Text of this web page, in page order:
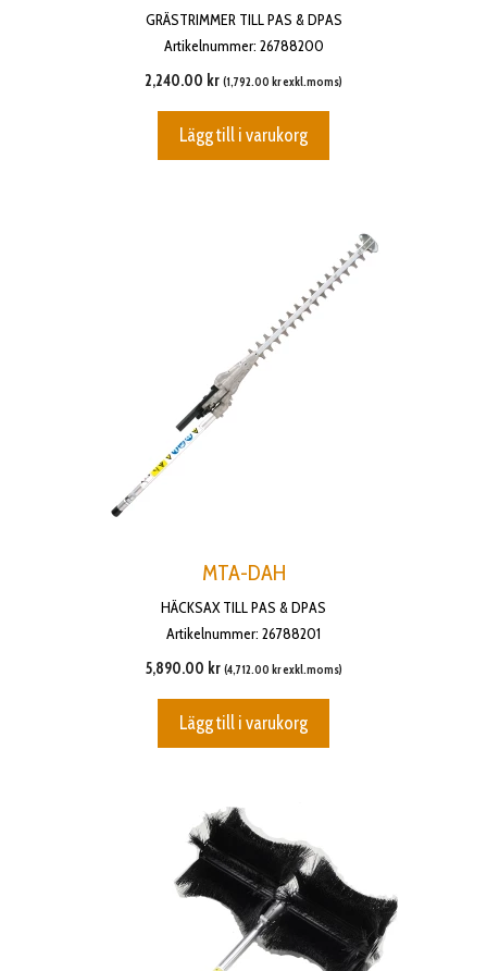
GRÄSTRIMMER TILL PAS & DPAS
Artikelnummer: 26788200
2,240.00 kr (1,792.00 krexkl.moms)
Lägg till i varukorg
MTA-DAH
HÄCKSAX TILL PAS & DPAS
Artikelnummer: 26788201
5,890.00 kr (4,712.00 krexkl.moms)
Lägg till i varukorg